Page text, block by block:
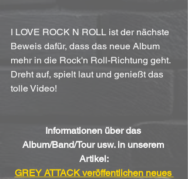
I LOVE ROCK N ROLL ist der nächste
Beweis dafür, dass das neue Album
mehr in die Rock'n Roll-Richtung geht.
Dreht auf, spielt laut und genießt das
tolle Video!
Informationen über das
Album/Band/Tour usw. in unserem
Artikel:
GREY ATTACK veröffentlichen neues